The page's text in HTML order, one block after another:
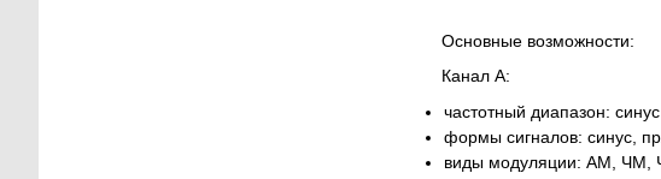
Основные возможности:
Канал А:
частотный диапазон:
формы сигналов: синус,
виды модуляции: АМ,